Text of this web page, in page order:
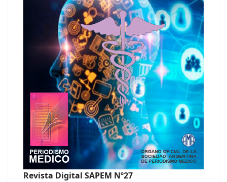
Revista Digital SAPEM Nº27